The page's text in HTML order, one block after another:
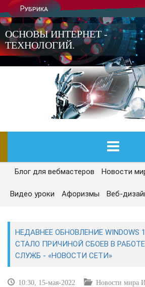
Рубрика
ОСНОВЫ ИНТЕРНЕТ -
ТЕХНОЛОГИЙ.
ГЛАВНАЯ
СЕГОДНЯ
Блог для вебмастеров Новости
Видео уроки Афоризмы Веб-
НЕДАВНЕЕ ОБНОВЛЕНИЕ WINDOWS
СТАЛО ПРИЧИНОЙ СБОЕВ В
СЛУЖБ - «НОВОСТИ СЕТИ»
10:30, 15-мая-2022 Новости мира